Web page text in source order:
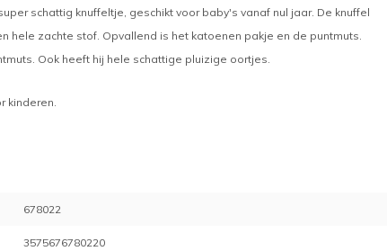
schattig knuffeltje, geschikt voor baby's vanaf nul jaar. De knuffel
hele zachte stof. Opvallend is het katoenen pakje en de puntmuts.
Ook heeft hij hele schattige pluizige oortjes.
kinderen.
678022
3575676780220